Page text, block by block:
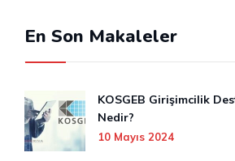
En Son Makaleler
KOSGEB Girişimcilik
Nedir?
10 Mayıs 2024